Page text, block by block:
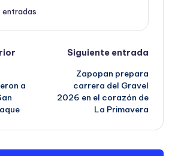
entradas
a
Siguiente entrada
Zapopan prepara
carrera del Gravel
2026 en el corazón de
La Primavera